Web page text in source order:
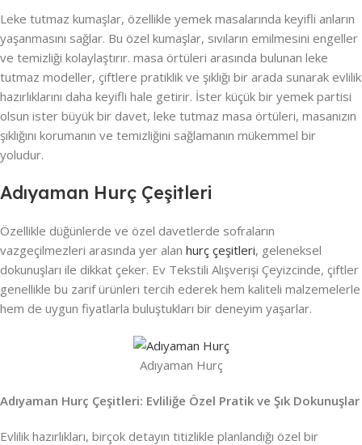
Leke tutmaz kumaşlar, özellikle yemek masalarında keyifli anların
yaşanmasını sağlar. Bu özel kumaşlar, sıvıların emilmesini engeller
ve temizliği kolaylaştırır. masa örtüleri arasında bulunan leke
tutmaz modeller, çiftlere pratiklik ve şıklığı bir arada sunarak evlilik
hazırlıklarını daha keyifli hale getirir. İster küçük bir yemek partisi
olsun ister büyük bir davet, leke tutmaz masa örtüleri, masanızın
şıklığını korumanın ve temizliğini sağlamanın mükemmel bir
yoludur.
Adıyaman Hurç Çeşitleri
Özellikle düğünlerde ve özel davetlerde sofraların
vazgeçilmezleri arasında yer alan hurç çeşitleri, geleneksel
dokunuşları ile dikkat çeker. Ev Tekstili Alışverişi Çeyizcinde, çiftler
genellikle bu zarif ürünleri tercih ederek hem kaliteli malzemelerle
hem de uygun fiyatlarla buluştukları bir deneyim yaşarlar.
Adıyaman Hurç
Adıyaman Hurç Çeşitleri: Evliliğe Özel Pratik ve Şık Dokunuşlar
Evlilik hazırlıkları, birçok detayın titizlikle planlandığı özel bir